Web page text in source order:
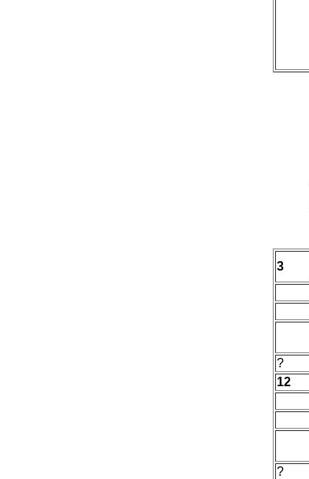
3
?
12
?